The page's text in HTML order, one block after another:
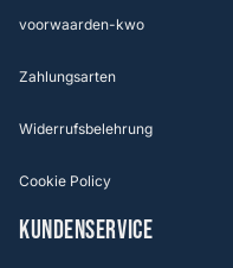
voorwaarden-kwo
Zahlungsarten
Widerrufsbelehrung
Cookie Policy
KUNDENSERVICE